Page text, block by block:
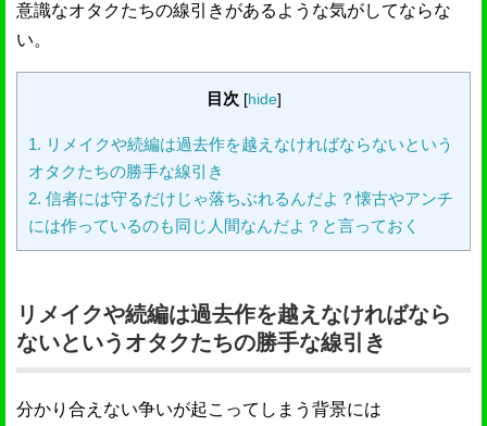
意識なオタクたちの線引きがあるような気がしてならな
い。
目次 [hide]
1. リメイクや続編は過去作を越えなければならないという
オタクたちの勝手な線引き
2. 信者には守るだけじゃ落ちぶれるんだよ？懐古やアンチ
には作っているのも同じ人間なんだよ？と言っておく
リメイクや続編は過去作を越えなければなら
ないというオタクたちの勝手な線引き
分かり合えない争いが起こってしまう背景には